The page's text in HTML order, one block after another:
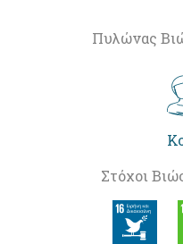
Πυλώνας
Στόχοι